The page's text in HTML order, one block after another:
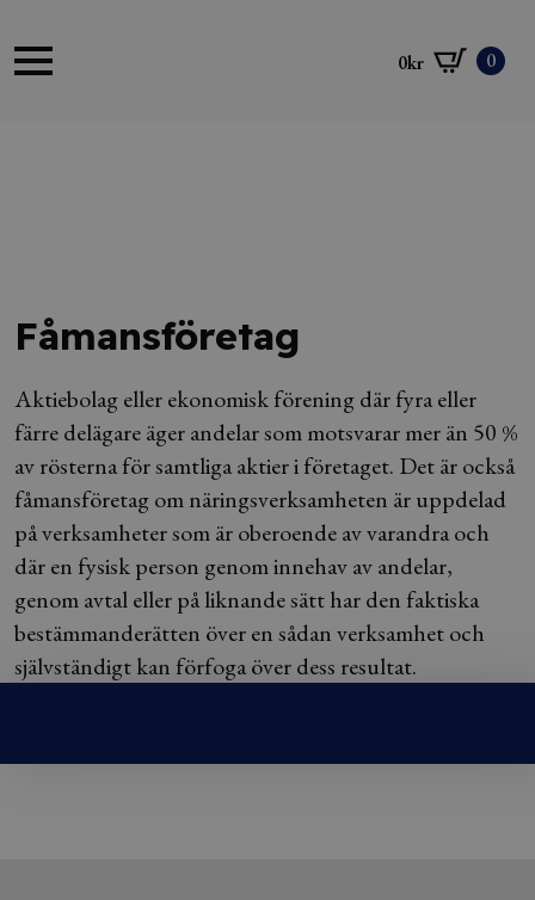
0kr 0
Fåmansföretag
Aktiebolag eller ekonomisk förening där fyra eller
färre delägare äger andelar som motsvarar mer än 50 %
av rösterna för samtliga aktier i företaget. Det är också
fåmansföretag om näringsverksamheten är uppdelad
på verksamheter som är oberoende av varandra och
där en fysisk person genom innehav av andelar,
genom avtal eller på liknande sätt har den faktiska
bestämmanderätten över en sådan verksamhet och
självständigt kan förfoga över dess resultat.